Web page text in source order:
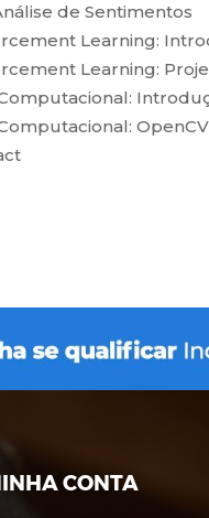
de Sentimentos
Learning:
Learning:
OpenCV
CONTA